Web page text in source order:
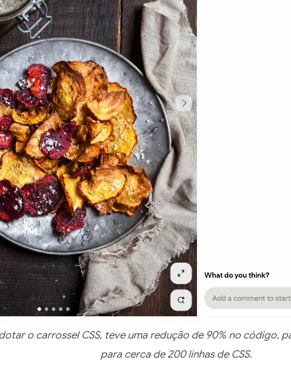
o carrossel CSS, teve uma redução de 90% no código,
para cerca de 200 linhas de CSS.